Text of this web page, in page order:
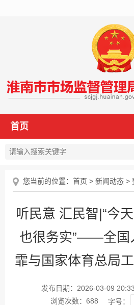
首页
您当前的位置： 首页 > 新闻动态 >
听民意 汇民智|“今
也很务实”——全国
霏与国家体育总局
发布日期：2026-03-09 20:33
浏览次数： 688 字号：